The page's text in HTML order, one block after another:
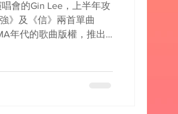
會的Gin Lee，上半年攻
》及《信》兩首單曲
年代的歌曲版權，推出